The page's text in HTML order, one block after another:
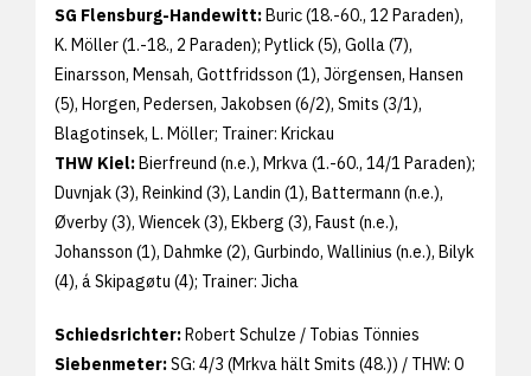
SG Flensburg-Handewitt:Buric (18.-60., 12 Paraden),
K. Möller (1.-18., 2 Paraden); Pytlick (5), Golla (7),
Einarsson, Mensah, Gottfridsson (1), Jörgensen, Hansen
(5), Horgen, Pedersen, Jakobsen (6/2), Smits (3/1),
Blagotinsek, L. Möller; Trainer: Krickau
THW Kiel:Bierfreund (n.e.), Mrkva (1.-60., 14/1 Paraden);
Duvnjak (3), Reinkind (3), Landin (1), Battermann (n.e.),
Øverby (3), Wiencek (3), Ekberg (3), Faust (n.e.),
Johansson (1), Dahmke (2), Gurbindo, Wallinius (n.e.), Bilyk
(4), á Skipagøtu (4); Trainer: Jicha
Schiedsrichter:Robert Schulze / Tobias Tönnies
Siebenmeter:SG: 4/3 (Mrkva hält Smits (48.)) / THW: 0